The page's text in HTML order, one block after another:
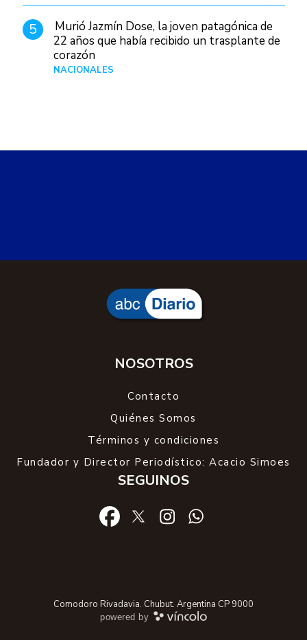
5
Murió Jazmín Dose, la joven patagónica de
22 años que había recibido un trasplante de
corazón
NACIONALES
NOSOTROS
Contacto
Quiénes Somos
Términos y condiciones
Fundador y Director Periodístico: Acacio Simoes
SEGUINOS
Comodoro Rivadavia. Chubut. Argentina CP 9000
powered by